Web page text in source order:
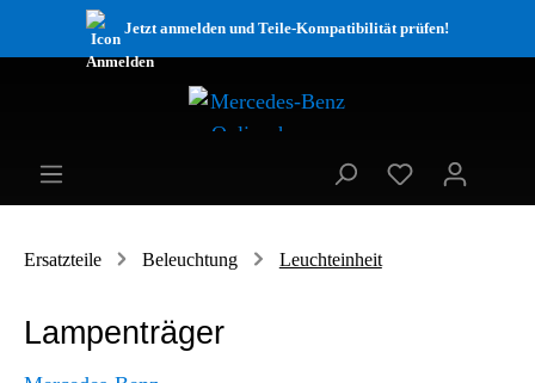
Jetzt anmelden und Teile-Kompatibilität prüfen!
Ersatzteile Beleuchtung Leuchteinheit
Lampenträger